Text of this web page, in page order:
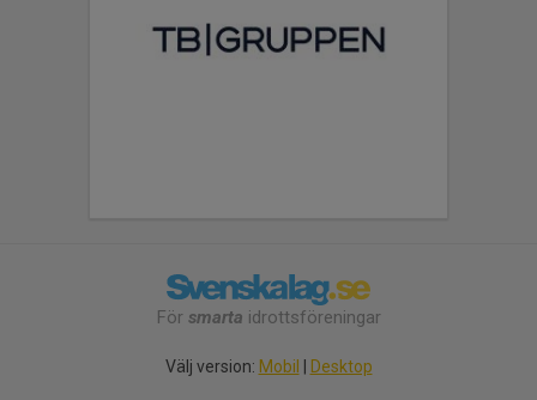
För smarta idrottsföreningar
Välj version: Mobil Desktop